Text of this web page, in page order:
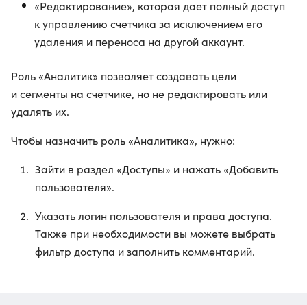
«Редактирование», которая дает полный доступ
к управлению счетчика за исключением его
удаления и переноса на другой аккаунт.
Роль «Аналитик» позволяет создавать цели
и сегменты на счетчике, но не редактировать или
удалять их.
Чтобы назначить роль «Аналитика», нужно:
Зайти в раздел «Доступы» и нажать «Добавить
пользователя».
Указать логин пользователя и права доступа.
Также при необходимости вы можете выбрать
фильтр доступа и заполнить комментарий.